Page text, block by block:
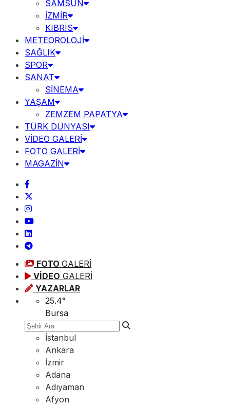
SAMSUN
İZMİR
KIBRIS
METEOROLOJİ
SAĞLIK
SPOR
SANAT
SİNEMA
YAŞAM
ZEMZEM PAPATYA
TÜRK DÜNYASI
VİDEO GALERİ
FOTO GALERİ
MAGAZİN
FOTO GALERİ
VİDEO GALERİ
YAZARLAR
25.4°
Bursa
İstanbul
Ankara
İzmir
Adana
Adıyaman
Afyon